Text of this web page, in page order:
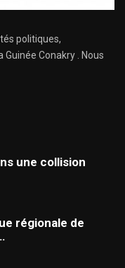
politiques,
Conakry . Nous
une collision
régionale de